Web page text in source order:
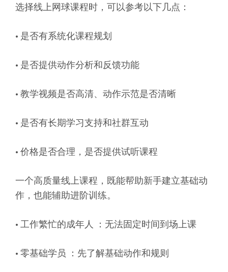
选择线上网球课程时，可以参考以下几点：
• 是否有系统化课程规划
• 是否提供动作分析和反馈功能
• 教学视频是否高清、动作示范是否清晰
• 是否有长期学习支持和社群互动
• 价格是否合理，是否提供试听课程
一个高质量线上课程，既能帮助新手建立基础动
作，也能辅助进阶训练。
• 工作繁忙的成年人 ：无法固定时间到场上课
• 零基础学员 ：先了解基础动作和规则